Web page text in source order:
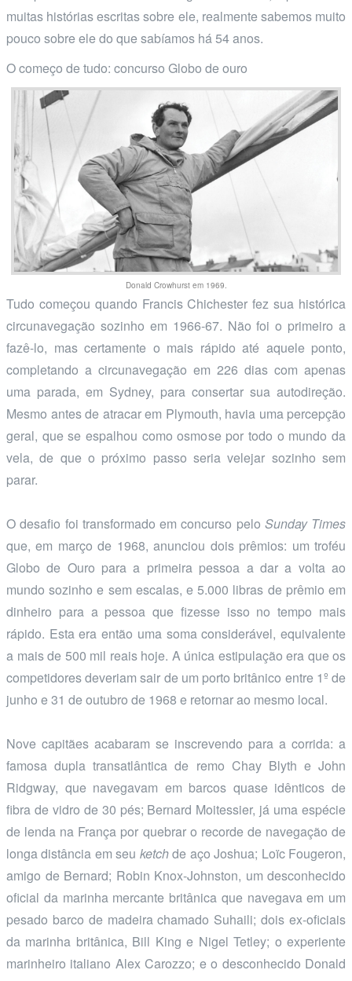
muitas histórias escritas sobre ele, realmente sabemos muito
pouco sobre ele do que sabíamos há 54 anos.
O começo de tudo: concurso Globo de ouro
Donald Crowhurst em 1969.
Tudo começou quando Francis Chichester fez sua histórica
circunavegação sozinho em 1966-67. Não foi o primeiro a
fazê-lo, mas certamente o mais rápido até aquele ponto,
completando a circunavegação em 226 dias com apenas
uma parada, em Sydney, para consertar sua autodireção.
Mesmo antes de atracar em Plymouth, havia uma percepção
geral, que se espalhou como osmose por todo o mundo da
vela, de que o próximo passo seria velejar sozinho sem
parar.
O desafio foi transformado em concurso pelo Sunday Times
que, em março de 1968, anunciou dois prêmios: um troféu
Globo de Ouro para a primeira pessoa a dar a volta ao
mundo sozinho e sem escalas, e 5.000 libras de prêmio em
dinheiro para a pessoa que fizesse isso no tempo mais
rápido. Esta era então uma soma considerável, equivalente
a mais de 500 mil reais hoje. A única estipulação era que os
competidores deveriam sair de um porto britânico entre 1º de
junho e 31 de outubro de 1968 e retornar ao mesmo local.
Nove capitães acabaram se inscrevendo para a corrida: a
famosa dupla transatlântica de remo Chay Blyth e John
Ridgway, que navegavam em barcos quase idênticos de
fibra de vidro de 30 pés; Bernard Moitessier, já uma espécie
de lenda na França por quebrar o recorde de navegação de
longa distância em seu ketchde aço Joshua; Loïc Fougeron,
amigo de Bernard; Robin Knox-Johnston, um desconhecido
oficial da marinha mercante britânica que navegava em um
pesado barco de madeira chamado Suhaili; dois ex-oficiais
da marinha britânica, Bill King e Nigel Tetley; o experiente
marinheiro italiano Alex Carozzo; e o desconhecido Donald